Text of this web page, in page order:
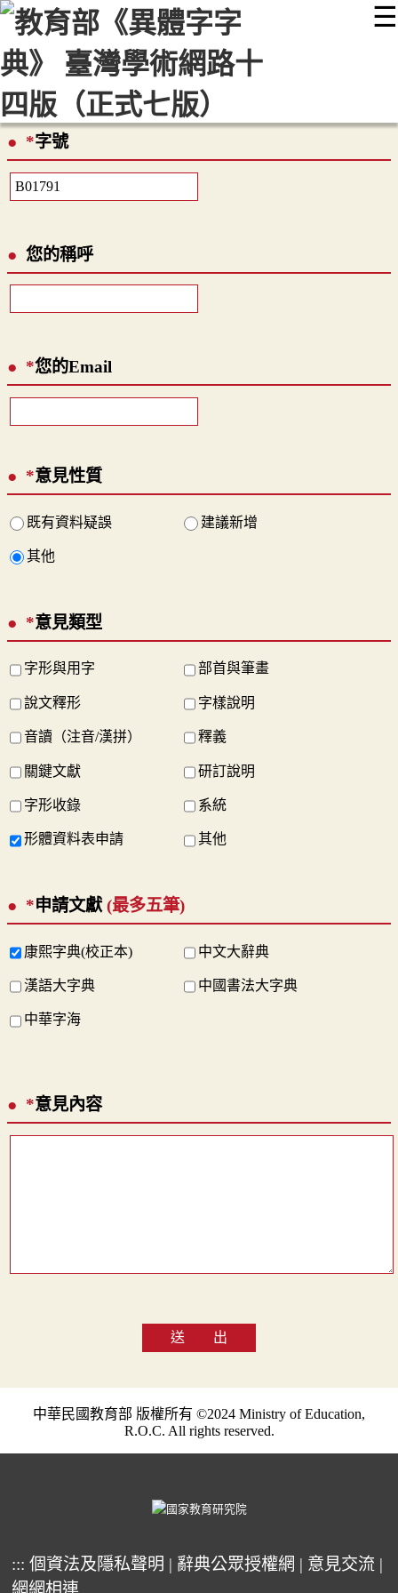
☰
::: 最新消息 常見問題 編輯說明
顯示模式
網站導覽
*字號
您的稱呼
*您的Email
*意見性質
既有資料疑誤 建議新增
其他
*意見類型
字形與用字 部首與筆畫
說文釋形 字樣說明
音讀（注音/漢拼） 釋義
關鍵文獻 研訂說明
字形收錄 系統
形體資料表申請 其他
*申請文獻 (最多五筆)
康熙字典(校正本) 中文大辭典
漢語大字典 中國書法大字典
中華字海
*意見內容
送 出
中華民國教育部 版權所有 ©2024 Ministry of Education,
R.O.C. All rights reserved.
::: 個資法及隱私聲明 | 辭典公眾授權網 | 意見交流 |
網網相連